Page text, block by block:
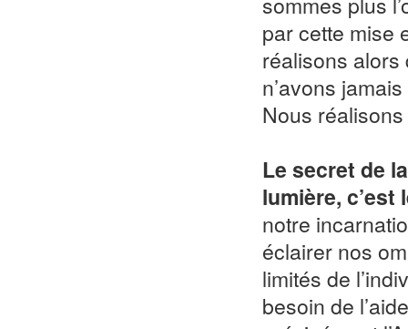
par cette mise
réalisons alors
n’avons
Nous
Le secret de
lumière, c’est
notre
éclairer nos
limités de
besoin de